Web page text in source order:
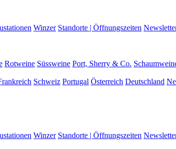
Winzer Standorte | Öffnungszeiten
Rotweine Süssweine Port, Sherry & Co.
Schweiz Portugal Österreich Deutschland
Winzer Standorte | Öffnungszeiten